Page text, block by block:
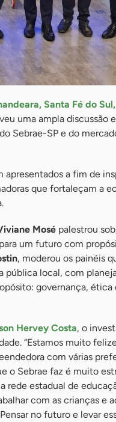
Santa Fé do
uma ampla discussão
Sebrae-SP e do
a fim de
que fortaleçam a
Mosé palestrou
um futuro com
, moderou os painéis
pública local, com
governança, ética
Hervey Costa, o
“Estamos muito
com várias
o Sebrae faz é muito
rede estadual de
com as crianças e
no futuro e levar